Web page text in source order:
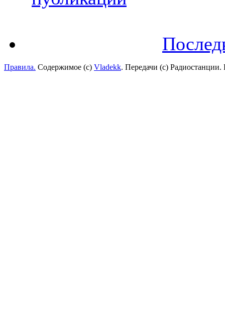
Правила. Содержимое (с) Vladekk. Передачи (с)